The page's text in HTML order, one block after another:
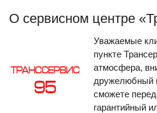
О сервисном центре
Уважаемые
пункте
атмосфера,
дружелюбный
сможете
гарантийный